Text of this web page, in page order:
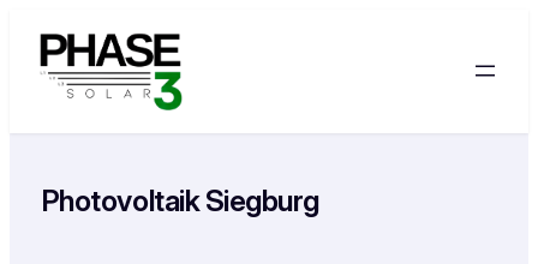
Inhalt
springen
Photovoltaik Siegburg